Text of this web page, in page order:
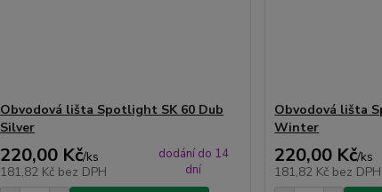
Obvodová lišta Spotlight SK 60 Dub
Silver
220,00 Kč/ks
181,82 Kč bez DPH
dodání do 14
dní
Obvodová lišta
Winter
220,00 Kč/ks
181,82 Kč bez DPH